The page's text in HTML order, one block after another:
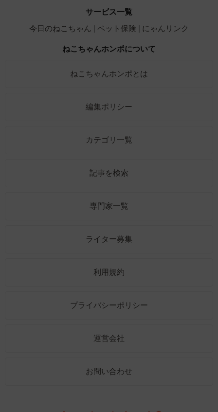
サービス一覧
今日のねこちゃん
ペット保険 にゃんリンク
ねこちゃんホンポについて
ねこちゃんホンポとは
編集ポリシー
カテゴリ一覧
記事を検索
専門家一覧
ライター募集
利用規約
プライバシーポリシー
運営会社
お問い合わせ